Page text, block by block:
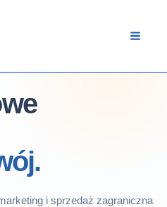
i sprzedaż zagraniczna